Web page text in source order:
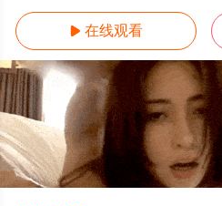
 在线观看